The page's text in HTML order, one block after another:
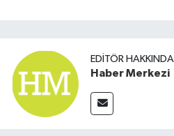
EDITÖR HAKKINDA
Haber Merkezi